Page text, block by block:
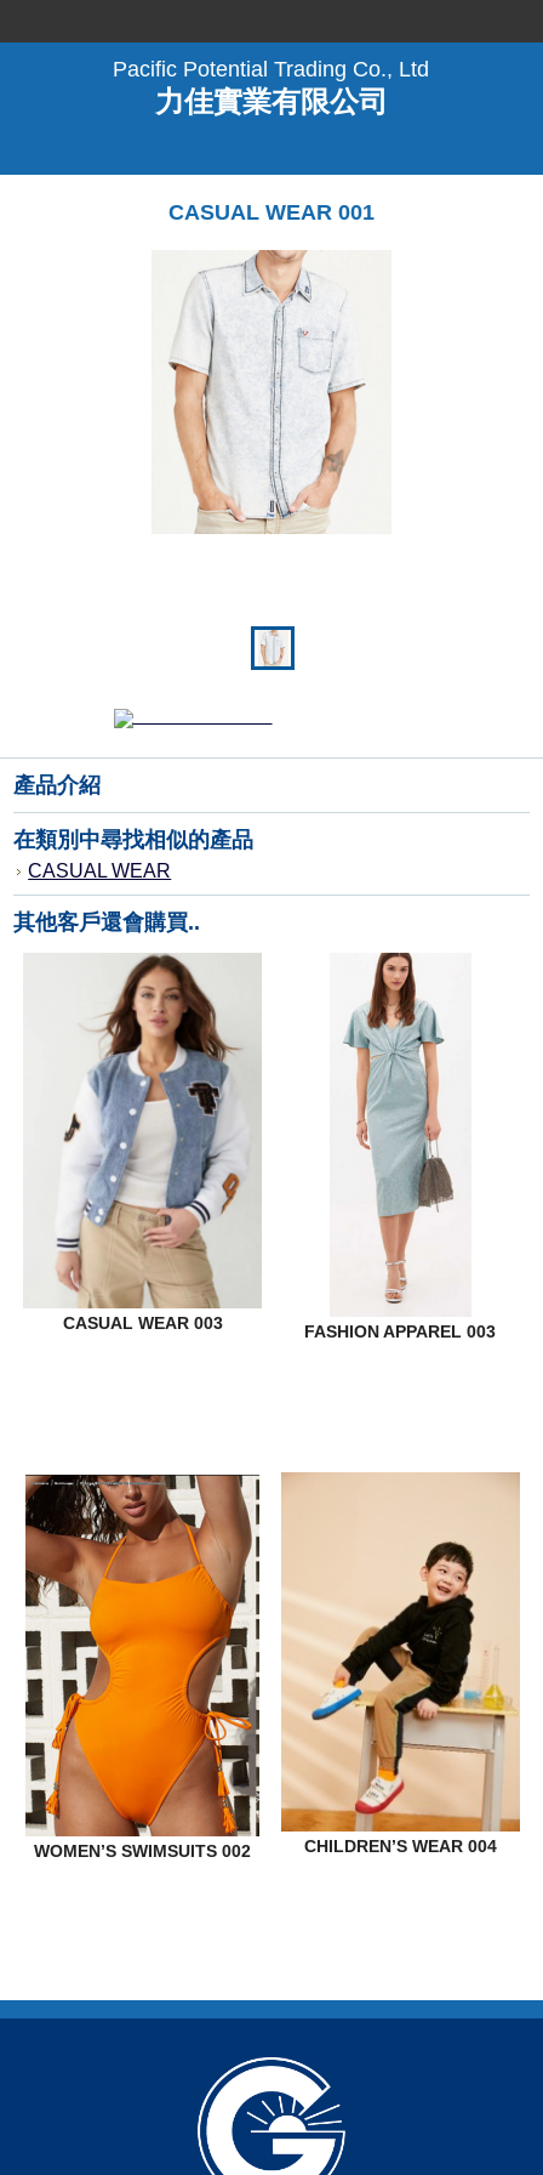
Pacific Potential Trading Co., Ltd
力佳實業有限公司
CASUAL WEAR 001
產品介紹
在類別中尋找相似的產品
CASUAL WEAR
其他客戶還會購買..
CASUAL WEAR 003
FASHION APPAREL 003
WOMEN’S SWIMSUITS 002 CHILDREN’S WEAR 004